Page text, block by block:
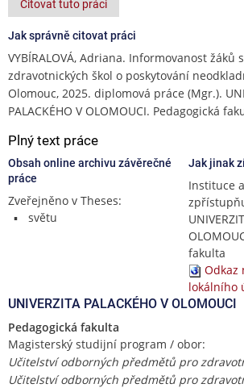
Citovat tuto práci
Jak správně citovat práci
VYBÍRALOVÁ, Adriana. Informovanost žáků
zdravotnických škol o poskytování
Olomouc, 2025. diplomová práce (Mgr.).
PALACKÉHO V OLOMOUCI. Pedagogická
Plný text práce
Obsah online archivu závěrečné
práce
Zveřejněno v Theses:
světu
Jak jinak
Instituce
fakulta
Odkaz
lokálního
UNIVERZITA PALACKÉHO V OLOMOUCI
Pedagogická fakulta
Magisterský studijní program / obor:
Učitelství odborných předmětů pro
Učitelství odborných předmětů pro